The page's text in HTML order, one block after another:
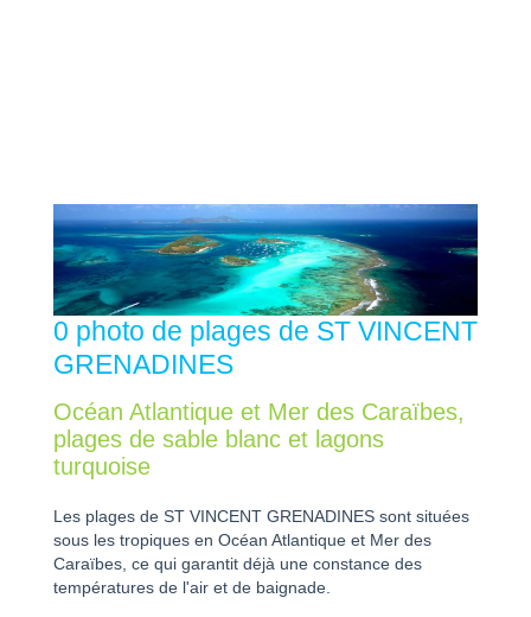
0 photo de plages de ST VINCENT
GRENADINES
Océan Atlantique et Mer des Caraïbes,
plages de sable blanc et lagons
turquoise
Les plages de ST VINCENT GRENADINES sont situées
sous les tropiques en Océan Atlantique et Mer des
Caraïbes, ce qui garantit déjà une constance des
températures de l'air et de baignade.